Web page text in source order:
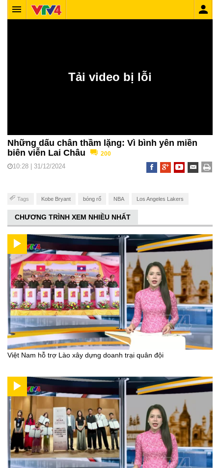
Những dấu chân thầm lặng: Vì bình yên miền
biên viễn Lai Châu
200
10:28 | 31/12/2024
Tags Kobe Bryant bóng rổ NBA Los Angeles Lakers
CHƯƠNG TRÌNH XEM NHIỀU NHẤT
Việt Nam hỗ trợ Lào xây dựng doanh trại quân đội